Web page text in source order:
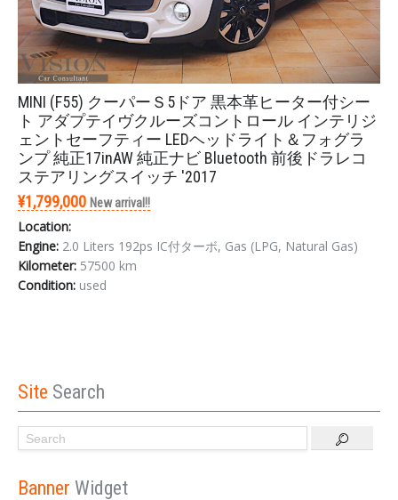
MINI (F55) クーパーＳ5ドア 黒本革ヒーター付シー
ト アダプテイヴクルーズコントロール インテリジ
ェントセーフティー LEDヘッドライト＆フォグラ
ンプ 純正17inAW 純正ナビ Bluetooth 前後ドラレコ
ステアリングスイッチ '2017
¥1,799,000 New arrival!!
Location:
Engine: 2.0 Liters 192ps IC付ターボ, Gas (LPG, Natural Gas)
Kilometer: 57500 km
Condition: used
Site Search
Banner Widget